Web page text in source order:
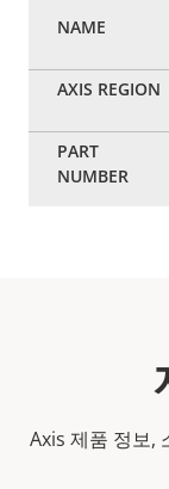
Axis 제품 정보,